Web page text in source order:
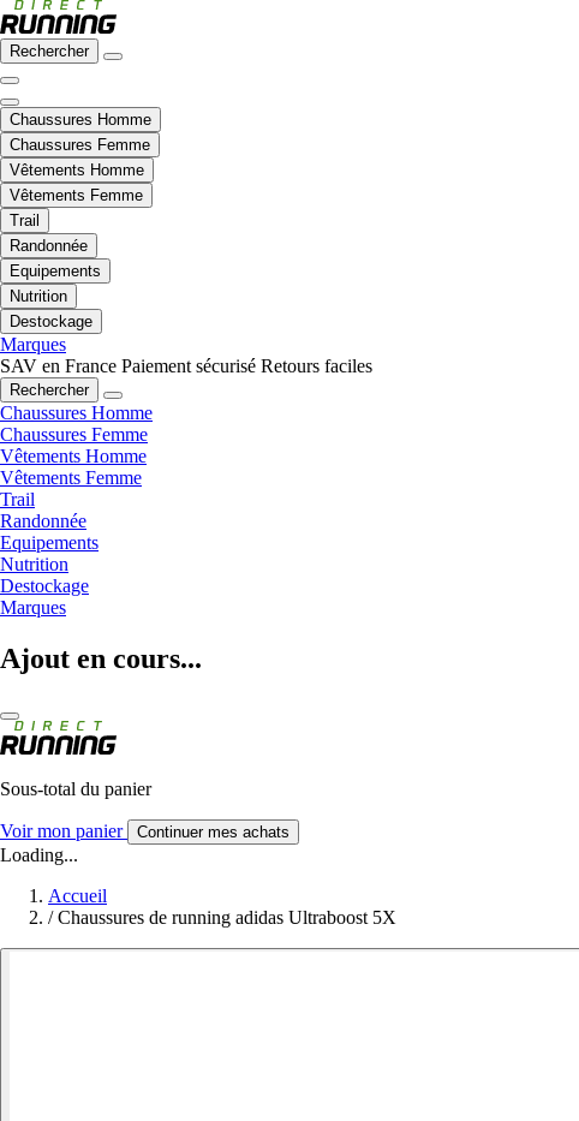
Rechercher
Chaussures Homme
Chaussures Femme
Vêtements Homme
Vêtements Femme
Trail
Randonnée
Equipements
Nutrition
Destockage
Marques
SAV en France Paiement sécurisé Retours faciles
Rechercher
Chaussures Homme
Chaussures Femme
Vêtements Homme
Vêtements Femme
Trail
Randonnée
Equipements
Nutrition
Destockage
Marques
Ajout en cours...
Sous-total du panier
Voir mon panier Continuer mes achats
Loading...
Accueil
/ Chaussures de running adidas Ultraboost 5X